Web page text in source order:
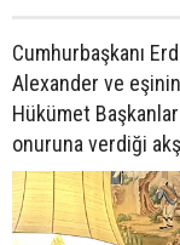
Cumhurbaşkanı
Alexander ve
Hükümet
onuruna verdiği